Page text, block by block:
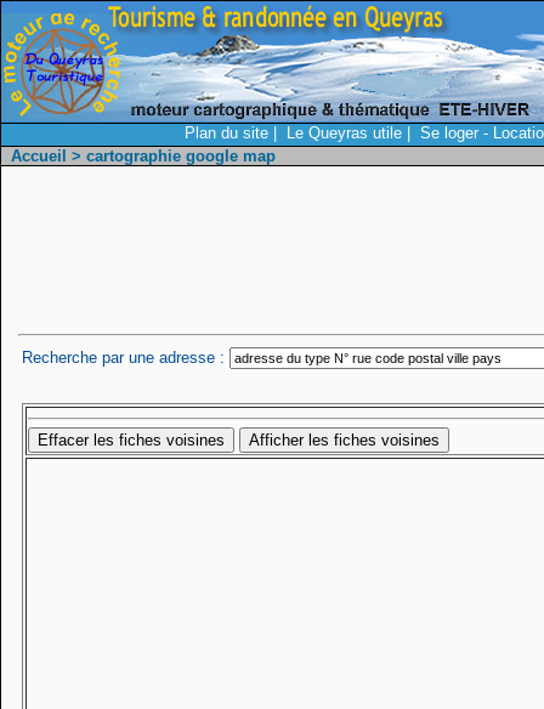
Plan du site Le Queyras utile
Se loger -
Accueil > cartographie google map
Recherche par une adresse :